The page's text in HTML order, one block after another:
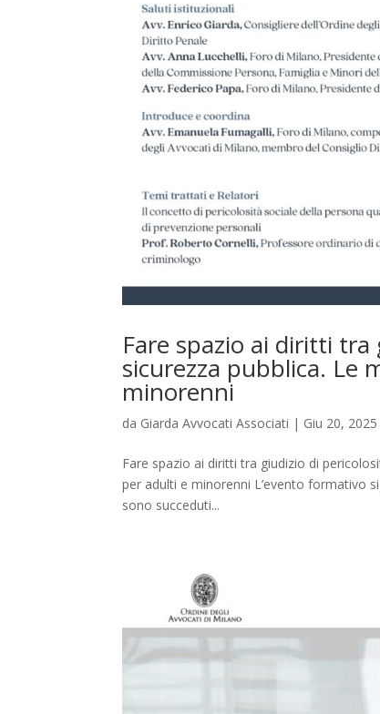
Fare spazio ai diritti tra
sicurezza pubblica. Le
minorenni
da Giarda Avvocati Associati | Giu 20, 2025
Fare spazio ai diritti tra giudizio di
per adulti e minorenni L’evento formativo
sono succeduti...